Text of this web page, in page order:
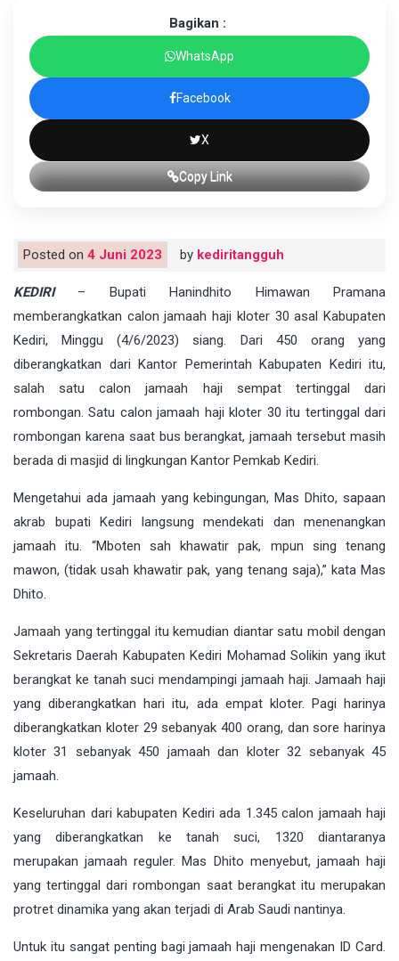
Bagikan :
WhatsApp
Facebook
X
Copy Link
Posted on 4 Juni 2023 by kediritangguh
KEDIRI– Bupati Hanindhito Himawan Pramana
memberangkatkan calon jamaah haji kloter 30 asal Kabupaten
Kediri, Minggu (4/6/2023) siang. Dari 450 orang yang
diberangkatkan dari Kantor Pemerintah Kabupaten Kediri itu,
salah satu calon jamaah haji sempat tertinggal dari
rombongan. Satu calon jamaah haji kloter 30 itu tertinggal dari
rombongan karena saat bus berangkat, jamaah tersebut masih
berada di masjid di lingkungan Kantor Pemkab Kediri.
Mengetahui ada jamaah yang kebingungan, Mas Dhito, sapaan
akrab bupati Kediri langsung mendekati dan menenangkan
jamaah itu. “Mboten sah khawatir pak, mpun sing tenang
mawon, (tidak usah khawatir pak, yang tenang saja),” kata Mas
Dhito.
Jamaah yang tertinggal itu kemudian diantar satu mobil dengan
Sekretaris Daerah Kabupaten Kediri Mohamad Solikin yang ikut
berangkat ke tanah suci mendampingi jamaah haji. Jamaah haji
yang diberangkatkan hari itu, ada empat kloter. Pagi harinya
diberangkatkan kloter 29 sebanyak 400 orang, dan sore harinya
kloter 31 sebanyak 450 jamaah dan kloter 32 sebanyak 45
jamaah.
Keseluruhan dari kabupaten Kediri ada 1.345 calon jamaah haji
yang diberangkatkan ke tanah suci, 1320 diantaranya
merupakan jamaah reguler. Mas Dhito menyebut, jamaah haji
yang tertinggal dari rombongan saat berangkat itu merupakan
protret dinamika yang akan terjadi di Arab Saudi nantinya.
Untuk itu sangat penting bagi jamaah haji mengenakan ID Card.